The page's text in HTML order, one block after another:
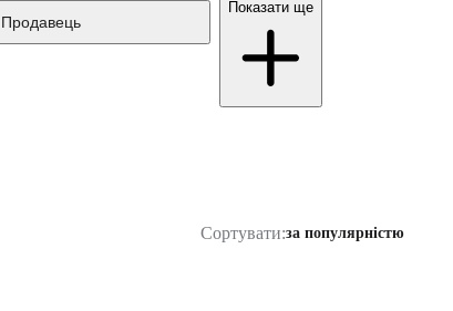
Продавець
Показати ще
Сортувати:за популярністю